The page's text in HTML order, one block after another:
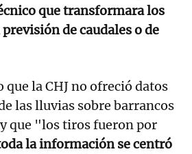
que transformara los
de caudales o de
la CHJ no ofreció datos
las lluvias sobre barrancos
que "los tiros fueron por
la información se centró